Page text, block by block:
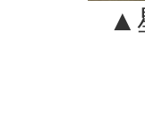
▲星